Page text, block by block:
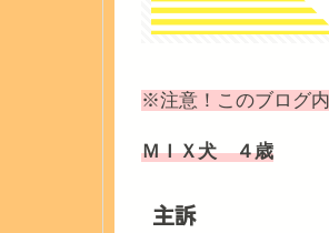
※注意！このブログ
ＭＩＸ犬 ４歳
主訴